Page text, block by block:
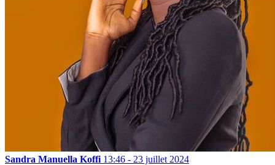
Sandra Manuella Koffi 13:46 - 23 juillet 2024